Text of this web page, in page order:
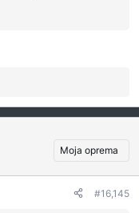
Moja oprema
#16,145